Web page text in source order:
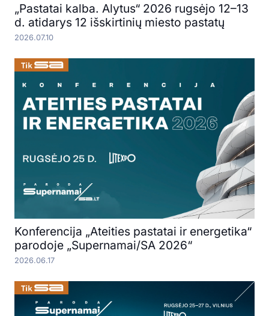
„Pastatai kalba. Alytus“ 2026 rugsėjo 12–13
d. atidarys 12 išskirtinių miesto pastatų
2026.07.10
Konferencija „Ateities pastatai ir energetika“
parodoje „Supernamai/SA 2026“
2026.06.17